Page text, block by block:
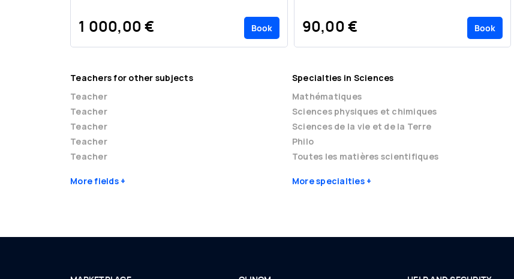
1 000,00 € Book 90,00 € Book
Teachers for other subjects
Teacher
Teacher
Teacher
Teacher
Teacher
More fields
Specialties in Sciences
Mathématiques
Sciences physiques et chimiques
Sciences de la vie et de la Terre
Philo
Toutes les matières scientifiques
More specialties